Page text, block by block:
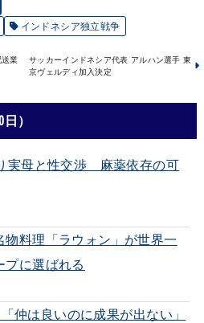
インドネシア独立戦争
業
サッカーインドネシア代表 アルハン選手 東
京ヴェルディ加入決定
）
実母と性交渉 麻薬依存の可
物料理「ラウォン」が世界一
プに選ばれる
「仲は良いのに成果が出ない」